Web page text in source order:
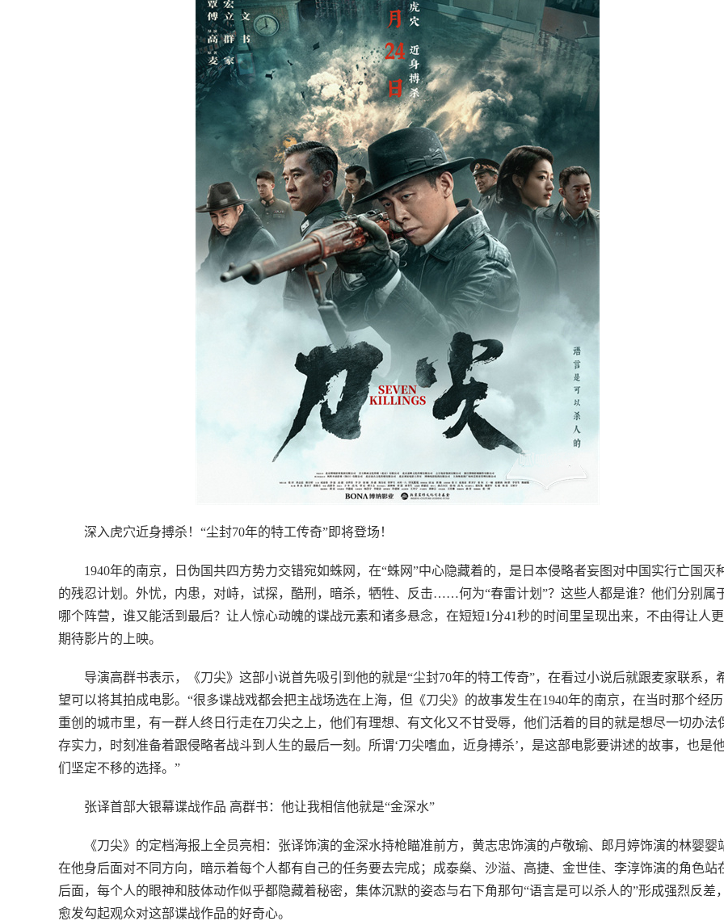
深入虎穴近身搏杀！“尘封70年的特工传奇”即将登场！
1940年的南京，日伪国共四方势力交错宛如蛛网，在“蛛网”中心隐藏着的，是日本侵略者妄图对中国实行亡国灭
的残忍计划。外忧，内患，对峙，试探，酷刑，暗杀，牺牲、反击……何为“春雷计划”？这些人都是谁？他们分别属
哪个阵营，谁又能活到最后？让人惊心动魄的谍战元素和诸多悬念，在短短1分41秒的时间里呈现出来，不由得让人
期待影片的上映。
导演高群书表示，《刀尖》这部小说首先吸引到他的就是“尘封70年的特工传奇”，在看过小说后就跟麦家联系，
望可以将其拍成电影。“很多谍战戏都会把主战场选在上海，但《刀尖》的故事发生在1940年的南京，在当时那个经历
重创的城市里，有一群人终日行走在刀尖之上，他们有理想、有文化又不甘受辱，他们活着的目的就是想尽一切办法
存实力，时刻准备着跟侵略者战斗到人生的最后一刻。所谓‘刀尖嗜血，近身搏杀’，是这部电影要讲述的故事，也是
们坚定不移的选择。”
张译首部大银幕谍战作品 高群书：他让我相信他就是“金深水”
《刀尖》的定档海报上全员亮相：张译饰演的金深水持枪瞄准前方，黄志忠饰演的卢敬瑜、郎月婷饰演的林婴婴
在他身后面对不同方向，暗示着每个人都有自己的任务要去完成；成泰燊、沙溢、高捷、金世佳、李淳饰演的角色站
后面，每个人的眼神和肢体动作似乎都隐藏着秘密，集体沉默的姿态与右下角那句“语言是可以杀人的”形成强烈反差，
愈发勾起观众对这部谍战作品的好奇心。